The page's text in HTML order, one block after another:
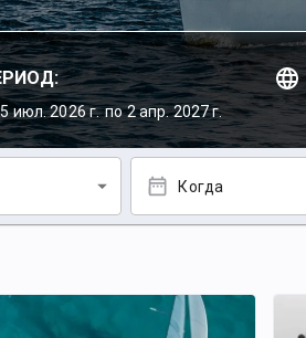
июл. 2026 г. по 2 апр. 2027 г.
Когда